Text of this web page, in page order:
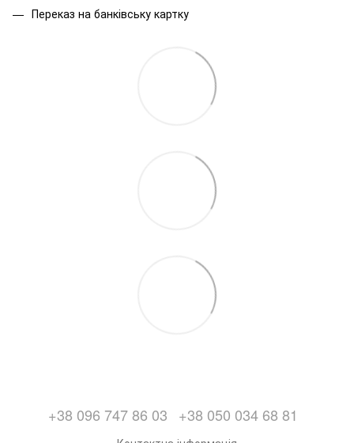
Переказ на банківську картку
+38 096 747 86 03 +38 050 034 68 81